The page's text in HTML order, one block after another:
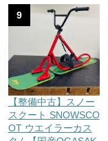
9
【整備中古】スノー
スクート SNOWSCO
OT ウエイラーカス